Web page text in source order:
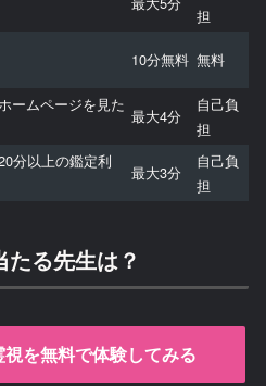
担
10分無料 無料
ームページを見た
最大4分
自己負
担
分以上の鑑定利
最大3分
自己負
担
る先生は？
を無料で体験してみる